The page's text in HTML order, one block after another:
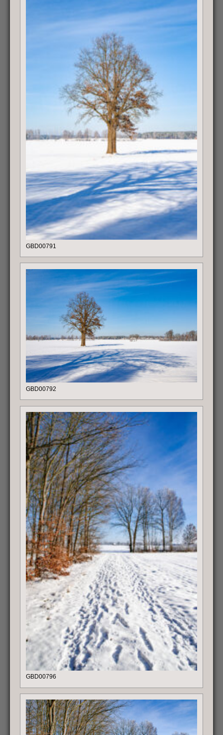
GBD00791
GBD00792
GBD00796